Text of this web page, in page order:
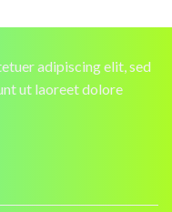
adipiscing elit, sed
ut laoreet dolore